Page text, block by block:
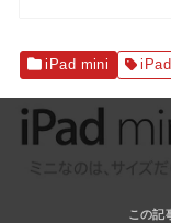
iPad mini iPad